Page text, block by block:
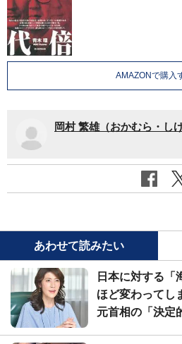
AMAZONで購入
岡村 繁雄（おかむら・しげ
あわせて読みたい
日本に対する「
ほど変わってし
元首相の「決定